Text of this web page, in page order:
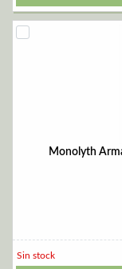
Monolyth
Sin stock